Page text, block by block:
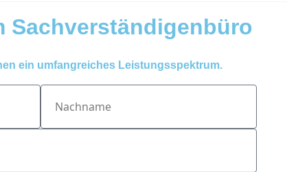
Sachverständigenbüro
ein umfangreiches Leistungsspektrum.